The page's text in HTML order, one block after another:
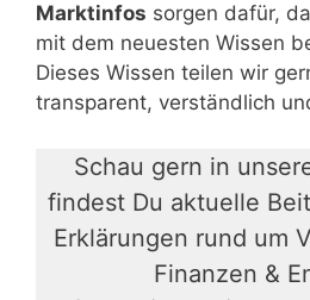
Marktinfos sorgen dafür,
mit dem neuesten Wissen
Dieses Wissen teilen wir
transparent, verständlich
Schau gern in
findest Du aktuelle
Erklärungen rund um
Finanzen &